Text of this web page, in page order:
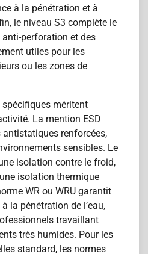
à la pénétration et à
le niveau S3 complète le
perforation et des
utiles pour les
ou les zones de
spécifiques méritent
La mention ESD
renforcées,
sensibles. Le
isolation contre le froid,
isolation thermique
WR ou WRU garantit
la pénétration de l’eau,
travaillant
très humides. Pour les
standard, les normes